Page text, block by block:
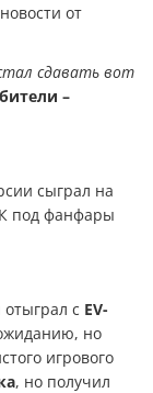
от
сдавать вот
–
сыграл на
под фанфары
отыграл с EV-
но
игрового
, но получил